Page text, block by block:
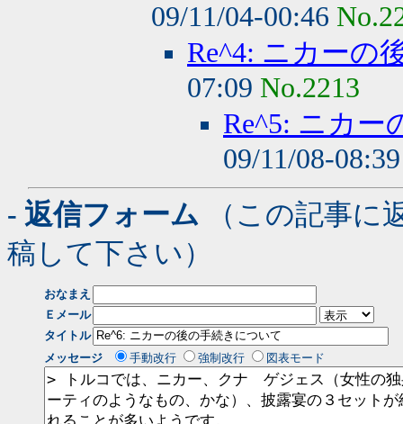
09/11/04-00:46
Re^4: ニカーの
07:09 No.2213
Re^5: ニカー
09/11/08-
- 返信フォーム （この記事に
稿して下さい）
おなまえ
Ｅメール
タイトル
メッセージ
手動改行 強制改行 図表モード